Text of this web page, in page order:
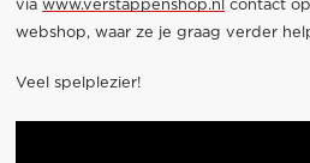
via www.verstappenshop.nl
contact
webshop, waar ze je graag verder
Veel spelplezier!